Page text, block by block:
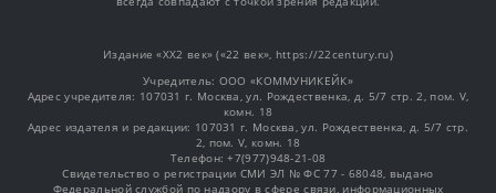
Издание «XX2 век» («22 век», https://22century.ru)
Учредитель: OOO «КОММУНИКЕЙК»
Адрес учредителя: 107031 г. Москва, ул. Рождественка, д. 5/7 стр. 2, пом. V,
комн. 18
Адрес издателя и редакции: 107031 г. Москва, ул. Рождественка, д. 5/7 стр.
2, пом. V, комн. 18
Телефон: +7(977)948-21-08
Свидетельство о регистрации СМИ ЭЛ № ФС 77 - 68048, выдано
Федеральной службой по надзору в сфере связи, информационных